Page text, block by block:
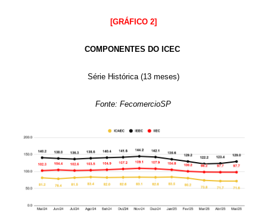
[GRÁFICO 2]
COMPONENTES DO ICEC
Série Histórica (13 meses)
Fonte: FecomercioSP